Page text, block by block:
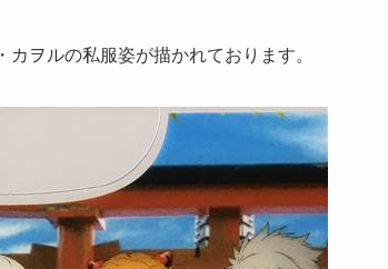
ヲルの私服姿が描かれております。